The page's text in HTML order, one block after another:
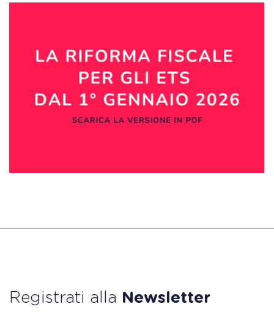
Registrati alla Newsletter